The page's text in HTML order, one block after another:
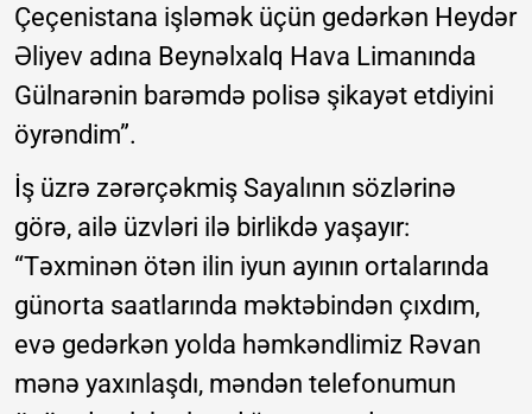
Çeçenistana işləmək üçün gedərkən Heydər
Əliyev adına Beynəlxalq Hava Limanında
Gülnarənin barəmdə polisə şikayət etdiyini
öyrəndim”.
İş üzrə zərərçəkmiş Sayalının sözlərinə
görə, ailə üzvləri ilə birlikdə yaşayır:
“Təxminən ötən ilin iyun ayının ortalarında
günorta saatlarında məktəbindən çıxdım,
evə gedərkən yolda həmkəndlimiz Rəvan
mənə yaxınlaşdı, məndən telefonumun